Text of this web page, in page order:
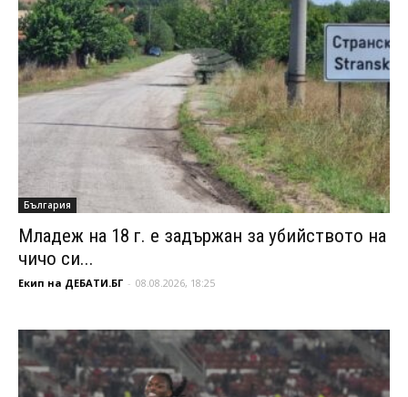
България
Младеж на 18 г. е задържан за убийството на
чичо си...
Екип на ДЕБАТИ.БГ - 08.08.2026, 18:25